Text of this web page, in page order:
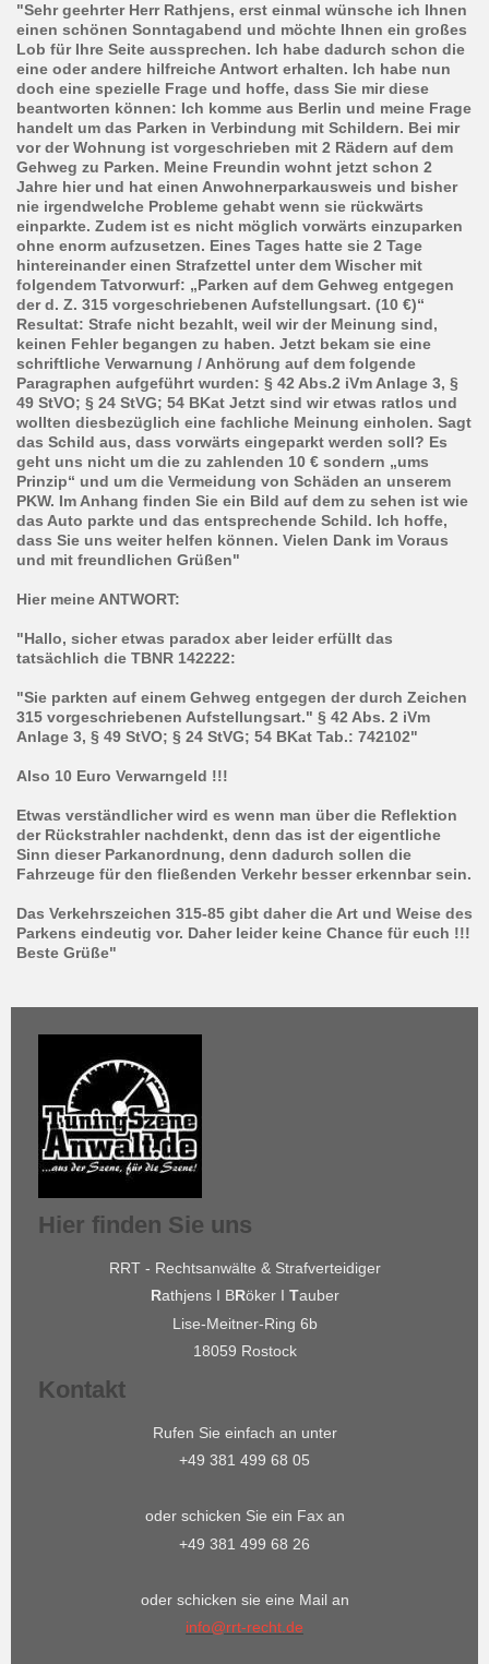
"Sehr geehrter Herr Rathjens, erst einmal wünsche ich Ihnen
einen schönen Sonntagabend und möchte Ihnen ein großes
Lob für Ihre Seite aussprechen. Ich habe dadurch schon die
eine oder andere hilfreiche Antwort erhalten. Ich habe nun
doch eine spezielle Frage und hoffe, dass Sie mir diese
beantworten können: Ich komme aus Berlin und meine Frage
handelt um das Parken in Verbindung mit Schildern. Bei mir
vor der Wohnung ist vorgeschrieben mit 2 Rädern auf dem
Gehweg zu Parken. Meine Freundin wohnt jetzt schon 2
Jahre hier und hat einen Anwohnerparkausweis und bisher
nie irgendwelche Probleme gehabt wenn sie rückwärts
einparkte. Zudem ist es nicht möglich vorwärts einzuparken
ohne enorm aufzusetzen. Eines Tages hatte sie 2 Tage
hintereinander einen Strafzettel unter dem Wischer mit
folgendem Tatvorwurf: „Parken auf dem Gehweg entgegen
der d. Z. 315 vorgeschriebenen Aufstellungsart. (10 €)“
Resultat: Strafe nicht bezahlt, weil wir der Meinung sind,
keinen Fehler begangen zu haben. Jetzt bekam sie eine
schriftliche Verwarnung / Anhörung auf dem folgende
Paragraphen aufgeführt wurden: § 42 Abs.2 iVm Anlage 3, §
49 StVO; § 24 StVG; 54 BKat Jetzt sind wir etwas ratlos und
wollten diesbezüglich eine fachliche Meinung einholen. Sagt
das Schild aus, dass vorwärts eingeparkt werden soll? Es
geht uns nicht um die zu zahlenden 10 € sondern „ums
Prinzip“ und um die Vermeidung von Schäden an unserem
PKW. Im Anhang finden Sie ein Bild auf dem zu sehen ist wie
das Auto parkte und das entsprechende Schild. Ich hoffe,
dass Sie uns weiter helfen können. Vielen Dank im Voraus
und mit freundlichen Grüßen"
Hier meine ANTWORT:
"Hallo, sicher etwas paradox aber leider erfüllt das
tatsächlich die TBNR 142222:
"Sie parkten auf einem Gehweg entgegen der durch Zeichen
315 vorgeschriebenen Aufstellungsart." § 42 Abs. 2 iVm
Anlage 3, § 49 StVO; § 24 StVG; 54 BKat Tab.: 742102"
Also 10 Euro Verwarngeld !!!
Etwas verständlicher wird es wenn man über die Reflektion
der Rückstrahler nachdenkt, denn das ist der eigentliche
Sinn dieser Parkanordnung, denn dadurch sollen die
Fahrzeuge für den fließenden Verkehr besser erkennbar sein.
Das Verkehrszeichen 315-85 gibt daher die Art und Weise des
Parkens eindeutig vor. Daher leider keine Chance für euch !!!
Beste Grüße"
Hier finden Sie uns
RRT - Rechtsanwälte & Strafverteidiger
Rathjens I BRöker I Tauber
Lise-Meitner-Ring 6b
18059 Rostock
Kontakt
Rufen Sie einfach an unter
+49 381 499 68 05
oder schicken Sie ein Fax an
+49 381 499 68 26
oder schicken sie eine Mail an
info@rrt-recht.de